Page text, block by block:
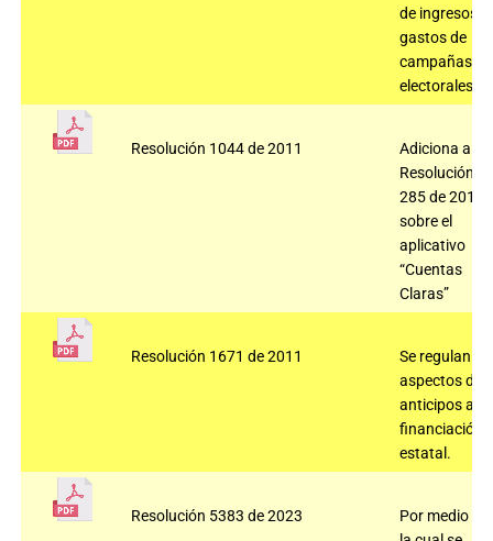
de ingresos y
gastos de
campañas
electorales.
Resolución 1044 de 2011
Adiciona a la
Resolución
285 de 2010
sobre el
aplicativo
“Cuentas
Claras”
Resolución 1671 de 2011
Se regulan
aspectos de
anticipos a la
financiación
estatal.
Resolución 5383 de 2023
Por medio de